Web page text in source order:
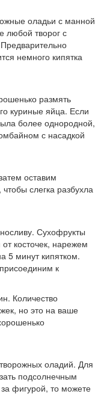
оладьи с манной
любой творог с
немного кипятка
размять
куриные яйца. Если
более однородной,
с насадкой
оставим
слегка разбухла
Сухофрукты
косточек, нарежем
5 минут кипятком.
к
Количество
но это на ваше
оладий. Для
подсолнечным
фигурой, то можете